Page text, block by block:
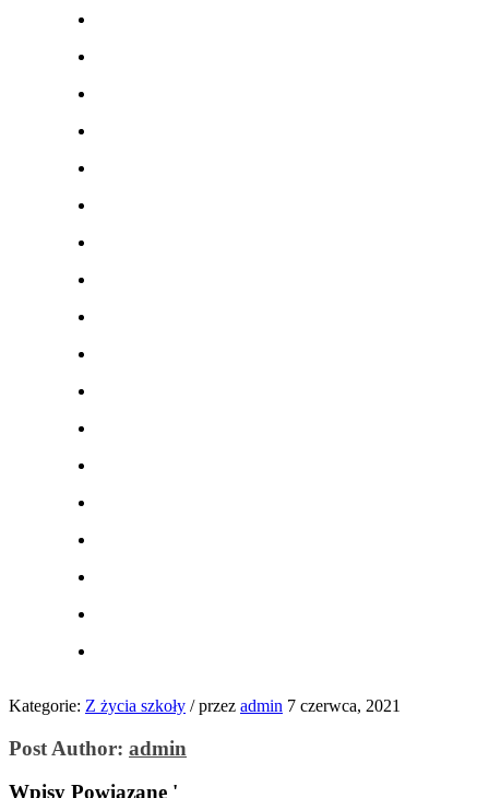
Kategorie: Z życia szkoły /przez admin 7 czerwca, 2021
Post Author: admin
Wpisy Powiązane '